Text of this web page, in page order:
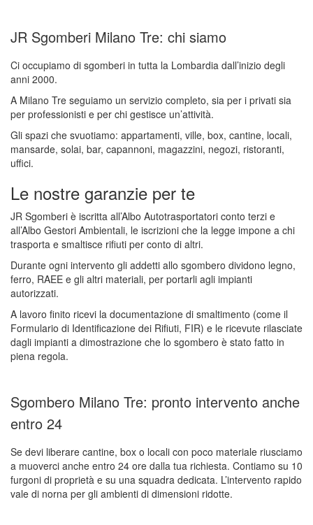
JR Sgomberi Milano Tre: chi siamo
Ci occupiamo di sgomberi in tutta la Lombardia dall’inizio degli
anni 2000.
A Milano Tre seguiamo un servizio completo, sia per i privati sia
per professionisti e per chi gestisce un’attività.
Gli spazi che svuotiamo: appartamenti, ville, box, cantine, locali,
mansarde, solai, bar, capannoni, magazzini, negozi, ristoranti,
uffici.
Le nostre garanzie per te
JR Sgomberi è iscritta all’Albo Autotrasportatori conto terzi e
all’Albo Gestori Ambientali, le iscrizioni che la legge impone a chi
trasporta e smaltisce rifiuti per conto di altri.
Durante ogni intervento gli addetti allo sgombero dividono legno,
ferro, RAEE e gli altri materiali, per portarli agli impianti
autorizzati.
A lavoro finito ricevi la documentazione di smaltimento (come il
Formulario di Identificazione dei Rifiuti, FIR) e le ricevute rilasciate
dagli impianti a dimostrazione che lo sgombero è stato fatto in
piena regola.
Sgombero Milano Tre: pronto intervento anche
entro 24
Se devi liberare cantine, box o locali con poco materiale riusciamo
a muoverci anche entro 24 ore dalla tua richiesta. Contiamo su 10
furgoni di proprietà e su una squadra dedicata. L’intervento rapido
vale di norna per gli ambienti di dimensioni ridotte.